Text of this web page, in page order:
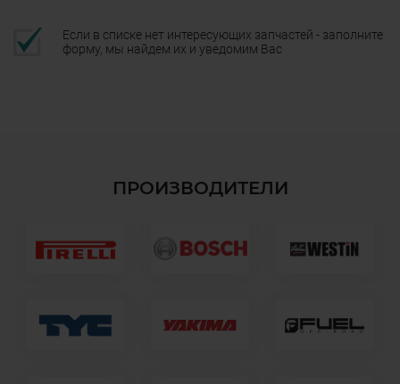
Если в списке нет интересующих запчастей - заполните
форму, мы найдем их и уведомим Вас
ПРОИЗВОДИТЕЛИ